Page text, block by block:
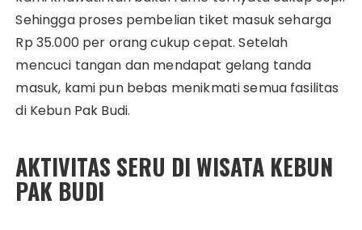
Sehingga proses pembelian tiket masuk seharga
Rp 35.000 per orang cukup cepat. Setelah
mencuci tangan dan mendapat gelang tanda
masuk, kami pun bebas menikmati semua fasilitas
di Kebun Pak Budi.
AKTIVITAS SERU DI WISATA KEBUN
PAK BUDI